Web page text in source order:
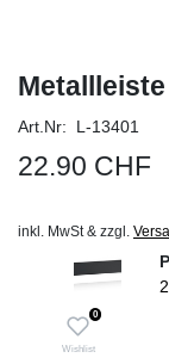
0
Wishlist
Art.Nr: L-13401
22.90 CHF
inkl. MwSt & zzgl.
Schneller Versand
Auf die